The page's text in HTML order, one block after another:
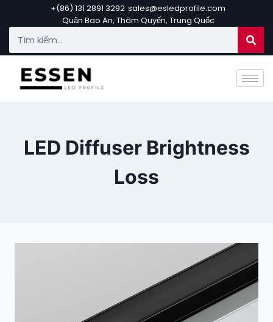
+(86) 131 2891 3292 sales@esledprofile.com
Quận Bao An, Thâm Quyến, Trung Quốc
LED Diffuser Brightness
Loss